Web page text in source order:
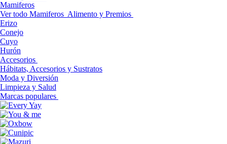
Mamiferos
Ver todo Mamiferos Alimento y Premios
Erizo
Conejo
Cuyo
Hurón
Accesorios
Hábitats, Accesorios y Sustratos
Moda y Diversión
Limpieza y Salud
Marcas populares